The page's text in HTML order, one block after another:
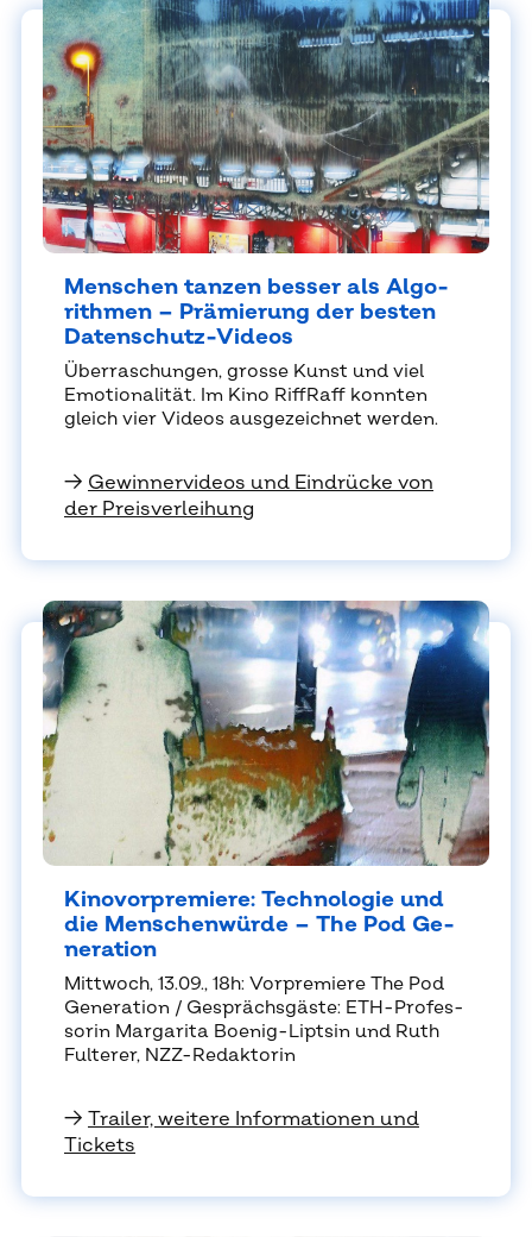
Men­schen tan­zen bes­ser als Al­go­
rith­men – Prä­mie­rung der bes­ten
Da­ten­schutz-Vi­de­os
Über­ra­schun­gen, gros­se Kunst und viel
Emo­tio­na­li­tät. Im Kino Riff­Raff konn­ten
gleich vier Vi­de­os aus­ge­zeich­net wer­den.
→ Gewinnervideos und Eindrücke von
der Preisverleihung
Ki­no­vor­pre­mie­re: Tech­no­lo­gie und
die Men­schen­wür­de – The Pod Ge­
ne­ra­ti­on
Mitt­woch, 13.09., 18h: Vor­pre­mie­re The Pod
Ge­ne­ra­ti­on / Ge­sprächs­gäs­te: ETH-Pro­fes­
so­rin Mar­ga­ri­ta Bo­e­nig-Liptsin und Ruth
Ful­te­rer, NZZ-Re­dak­to­rin
→ Trailer, weitere Informationen und
Tickets